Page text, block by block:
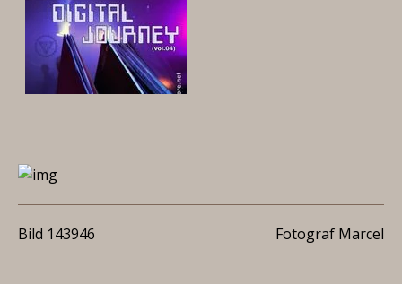
Bild 143946 Fotograf Marcel